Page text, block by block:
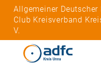
Allgemeiner Deutscher
Club Kreisverband
V.